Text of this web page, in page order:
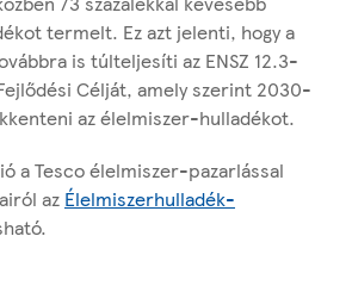
termelt. Ez azt jelenti, hogy a
is túlteljesíti az ENSZ 12.3-
Célját, amely szerint 2030-
az élelmiszer-hulladékot.
a Tesco élelmiszer-pazarlással
az Élelmiszerhulladék-